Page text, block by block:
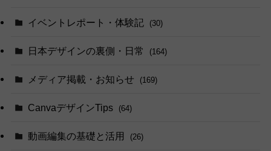
イベントレポート・体験記 (30)
日本デザインの裏側・日常 (164)
メディア掲載・お知らせ (169)
CanvaデザインTips (64)
動画編集の基礎と活用 (26)